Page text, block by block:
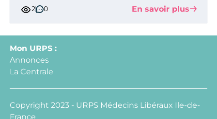
2 0 En savoir plus
Mon URPS :
Annonces
La Centrale
Copyright 2023 - URPS Médecins Libéraux Ile-de-
France